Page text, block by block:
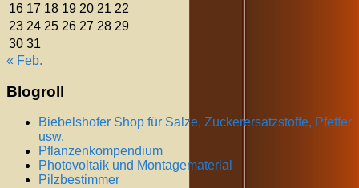
16 17 18 19 20 21 22
23 24 25 26 27 28 29
30 31
« Feb.
Blogroll
Biebelshofer Shop für Salze, Zuckerersatzstoffe, Pfeffer
usw.
Pflanzenkompendium
Photovoltaik und Montagematerial
Pilzbestimmer